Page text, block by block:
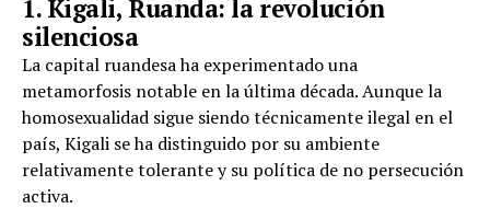
1. Kigali, Ruanda: la revolución
silenciosa
La capital ruandesa ha experimentado una
metamorfosis notable en la última década. Aunque la
homosexualidad sigue siendo técnicamente ilegal en el
país, Kigali se ha distinguido por su ambiente
relativamente tolerante y su política de no persecución
activa.